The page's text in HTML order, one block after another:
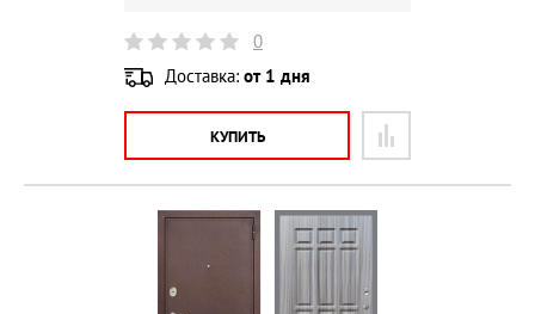
0
Доставка: от 1 дня
КУПИТЬ